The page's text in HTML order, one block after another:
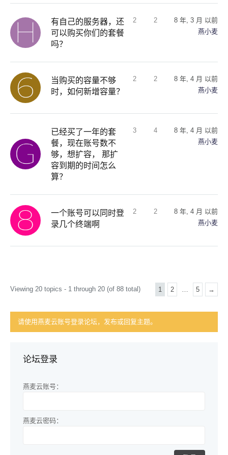
有自己的服务器，还
可以购买你们的套餐
吗？
2 2
8 年, 3 月 以前
燕小麦
当购买的容量不够
时，如何新增容量？
2 2
8 年, 4 月 以前
燕小麦
已经买了一年的套
餐，现在账号数不
够，想扩容， 那扩
容到期的时间怎么
算？
3 4
8 年, 4 月 以前
燕小麦
一个账号可以同时登
录几个终端啊
2 2
8 年, 4 月 以前
燕小麦
Viewing 20 topics - 1 through 20 (of 88 total) 1 2 … 5 →
请使用燕麦云账号登录论坛，发布或回复主题。
论坛登录
燕麦云账号：
燕麦云密码：